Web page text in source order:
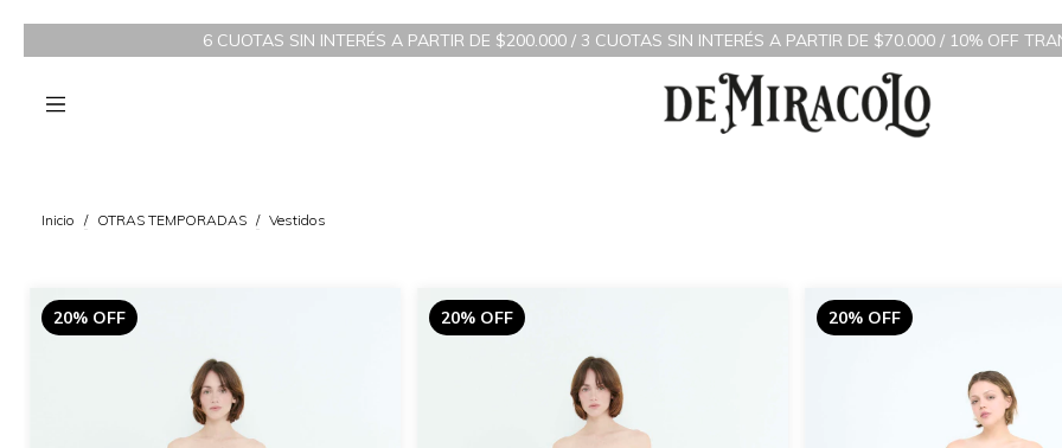
6 CUOTAS SIN INTERÉS A PARTIR DE $200.000 / 3 CUOTAS SIN INTERÉS A PARTIR DE $70.000 / 10% OFF
Inicio / OTRAS TEMPORADAS / Vestidos
20% OFF 20% OFF 20% OFF